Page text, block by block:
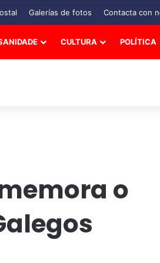
Galerías de fotos Contacta con
CULTURA POLÍTICA
o